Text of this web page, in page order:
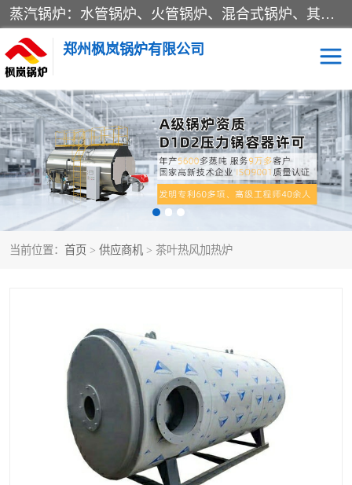
蒸汽锅炉：水管锅炉、火管锅炉、混合式锅炉、其他蒸汽锅炉； 热水锅炉：家用型集中供暖用热水锅炉、其他热水锅炉； 有机热载体锅炉； 船用蒸汽锅炉； （锅炉用辅助设备及装置）蒸汽冷凝器：表面冷凝器、混合式冷凝器、空冷式冷凝器、其他蒸汽冷凝器； 锅炉用辅助设备：节热器、蒸汽收集器、蓄能器、烟垢清除器、气体回收器、泥渣刮除器、空气预热器、其他锅炉用辅助设备；
郑州枫岚锅炉有限公司
当前位置： 首页 > 供应商机 > 茶叶热风加热炉